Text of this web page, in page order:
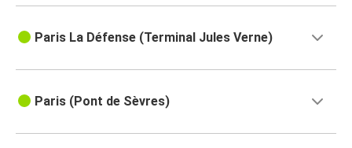
Paris La Défense (Terminal Jules Verne)
Paris (Pont de Sèvres)